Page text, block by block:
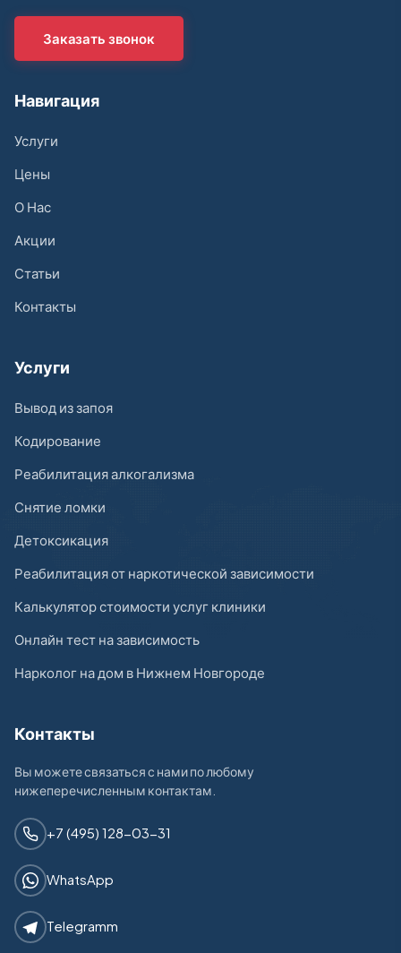
Заказать звонок
Навигация
Услуги
Цены
О Нас
Акции
Статьи
Контакты
Услуги
Вывод из запоя
Кодирование
Реабилитация алкогализма
Снятие ломки
Детоксикация
Реабилитация от наркотической зависимости
Калькулятор стоимости услуг клиники
Онлайн тест на зависимость
Нарколог на дом в Нижнем Новгороде
Контакты
Вы можете связаться с нами по любому
нижеперечисленным контактам.
+7 (495) 128-03-31
WhatsApp
Telegramm